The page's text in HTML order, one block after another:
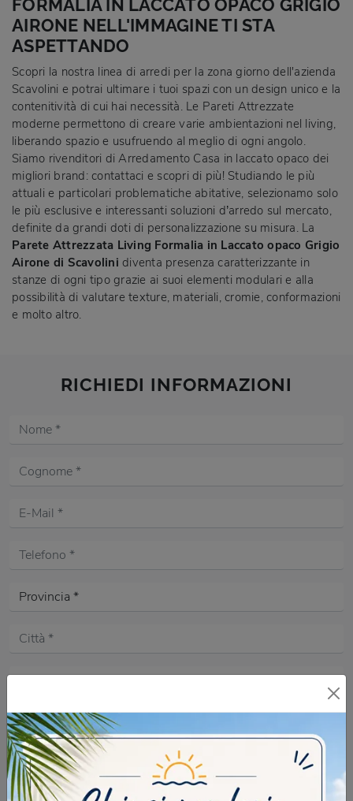
FORMALIA IN LACCATO OPACO GRIGIO
AIRONE NELL'IMMAGINE TI STA
ASPETTANDO
Scopri la nostra linea di arredi per la zona giorno dell'azienda
Scavolini e potrai ultimare i tuoi spazi con un design unico e la
contenitività di cui hai necessità. Le Pareti Attrezzate
moderne permettono di creare varie ambientazioni nel living,
liberando spazio e usufruendo al meglio di ogni angolo.
Siamo rivenditori di Arredamento Casa in laccato opaco dei
migliori brand: contattaci e scopri di più! Studiando le più
attuali e particolari problematiche abitative, selezionamo solo
le più esclusive e interessanti soluzioni d’arredo sul mercato,
definite da grandi doti di personalizzazione su misura. La
Parete Attrezzata Living Formalia in Laccato opaco Grigio
Airone di Scavolini diventa presenza caratterizzante in
stanze di ogni tipo grazie ai suoi elementi modulari e alla
possibilità di valutare texture, materiali, cromie, conformazioni
e molto altro.
RICHIEDI INFORMAZIONI
Acconsento all'informativa sulla Privacy Policy